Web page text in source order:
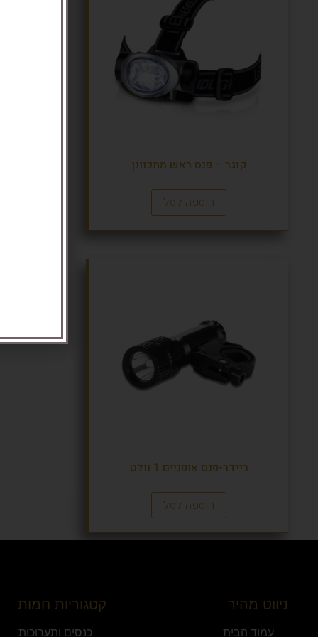
קוגר – פנס ראש מתכוונן
הוספה לסל
ריידר-פנס אופניים 1 וולט
הוספה לסל
ניווט מהיר
עמוד הבית
קטגוריות חמות
כנסים ותערוכות